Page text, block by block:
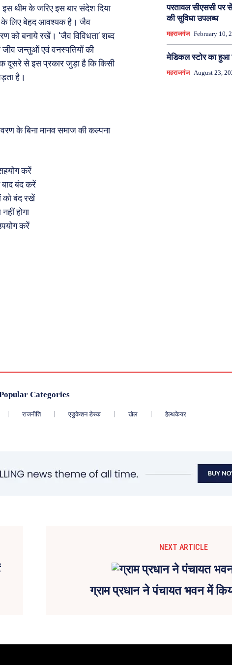
इस थीम के जरिए इस बार संदेश दिया
के लिए बेहद आवश्यक है। जैव
को बनाये रखें। ‘जैव विविधता’ शब्द
जीव जन्तुओं एवं वनस्पतियों की
दूसरे से इस प्रकार जुड़ा है कि किसी
है।
के बिना मानव समाज की कल्पना
करें
बंद करें
को बंद रखें
होगा
करें
परतावल सीएससी पर
की सुविधा उपलब्ध
महराजगंज February 10,
मेडिकल स्टोर का हुआ
महराजगंज August 23,
Categories
राजनीति एडुकेशन डेस्क खेल हेल्थकेयर
NEXT ARTICLE
ग्राम प्रधान ने पंचायत भवन में